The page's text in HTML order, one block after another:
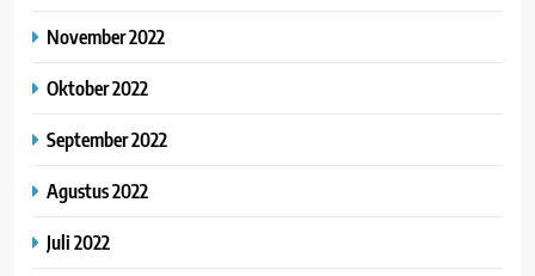
November 2022
Oktober 2022
September 2022
Agustus 2022
Juli 2022